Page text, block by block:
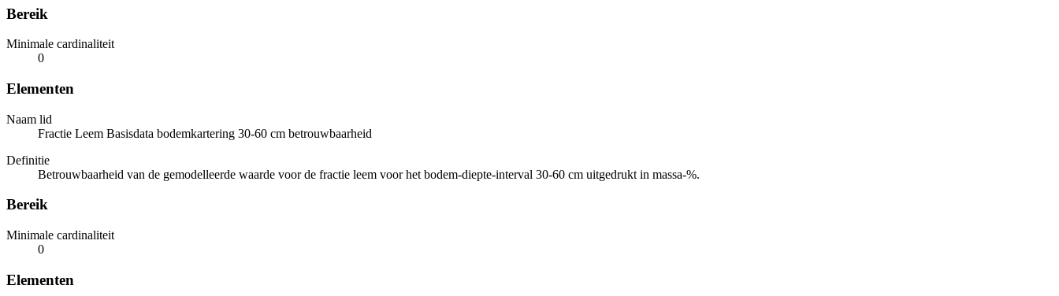
Bereik
Minimale cardinaliteit
0
Elementen
Naam lid
Fractie Leem Basisdata bodemkartering 30-60 cm betrouwbaarheid
Definitie
Betrouwbaarheid van de gemodelleerde waarde voor de fractie leem voor het bodem-diepte-interval 30-60 cm uitgedrukt in massa-%.
Bereik
Minimale cardinaliteit
0
Elementen